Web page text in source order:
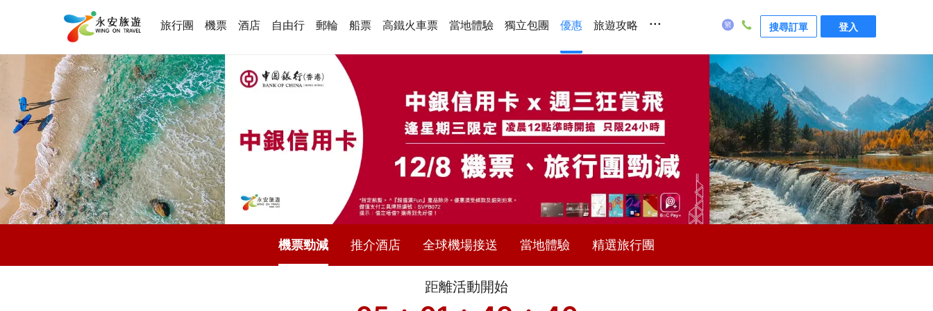
旅行團 機票 酒店 自由行 郵輪 船票 高鐵火車票 當地體驗 獨立包團 優惠 旅遊攻略 ... 搜尋訂單 登入
機票勁減 推介酒店 全球機場接送 當地體驗 精選旅行團
距離活動開始